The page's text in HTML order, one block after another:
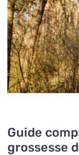
Guide
grossesse